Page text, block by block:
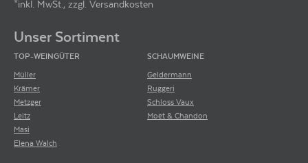
*inkl. MwSt., zzgl. Versandkosten
Unser Sortiment
TOP-WEINGÜTER
Müller
Krämer
Metzger
Leitz
Masi
Elena Walch
SCHAUMWEINE
Geldermann
Ruggeri
Schloss Vaux
Moët & Chandon